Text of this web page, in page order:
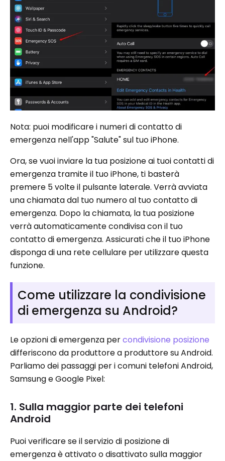
Nota: puoi modificare i numeri di contatto di
emergenza nell'app "Salute" sul tuo iPhone.
Ora, se vuoi inviare la tua posizione ai tuoi contatti di
emergenza tramite il tuo iPhone, ti basterà
premere 5 volte il pulsante laterale. Verrà avviata
una chiamata dal tuo numero al tuo contatto di
emergenza. Dopo la chiamata, la tua posizione
verrà automaticamente condivisa con il tuo
contatto di emergenza. Assicurati che il tuo iPhone
disponga di una rete cellulare per utilizzare questa
funzione.
Come utilizzare la condivisione
di emergenza su Android?
Le opzioni di emergenza percondivisione posizione
differiscono da produttore a produttore su Android.
Parliamo dei passaggi per i comuni telefoni Android,
Samsung e Google Pixel:
1. Sulla maggior parte dei telefoni
Android
Puoi verificare se il servizio di posizione di
emergenza è attivato o disattivato sulla maggior